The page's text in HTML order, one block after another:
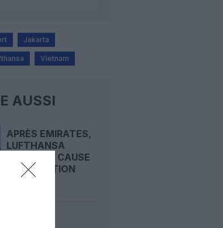
Jakarta
Vietnam
AUSSI
APRÈS EMIRATES,
LUFTHANSA
REMET EN CAUSE
LA RÉCEPTION
DE...